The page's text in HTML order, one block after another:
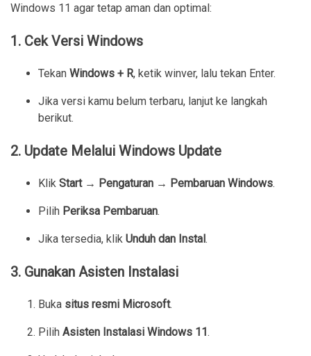
Windows 11 agar tetap aman dan optimal:
1. Cek Versi Windows
Tekan Windows + R, ketik winver, lalu tekan Enter.
Jika versi kamu belum terbaru, lanjut ke langkah
berikut.
2. Update Melalui Windows Update
Klik Start → Pengaturan → Pembaruan Windows.
Pilih Periksa Pembaruan.
Jika tersedia, klik Unduh dan Instal.
3. Gunakan Asisten Instalasi
Buka situs resmi Microsoft.
Pilih Asisten Instalasi Windows 11.